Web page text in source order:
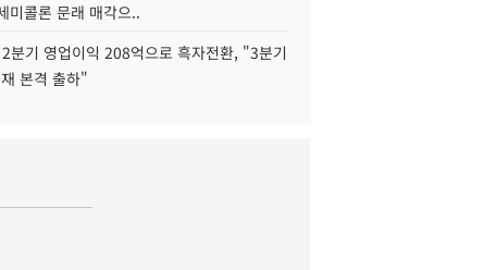
미콜론 문래 매각으..
분기 영업이익 208억으로 흑자전환, "3분기
본격 출하"